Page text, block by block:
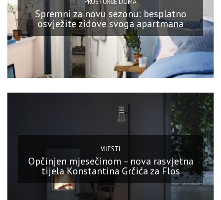
Spremni za novu sezonu: besplatno
osvježite zidove svoga apartmana
VIJESTI
Opčinjen mjesečinom – nova rasvjetna
tijela Konstantina Grčića za Flos